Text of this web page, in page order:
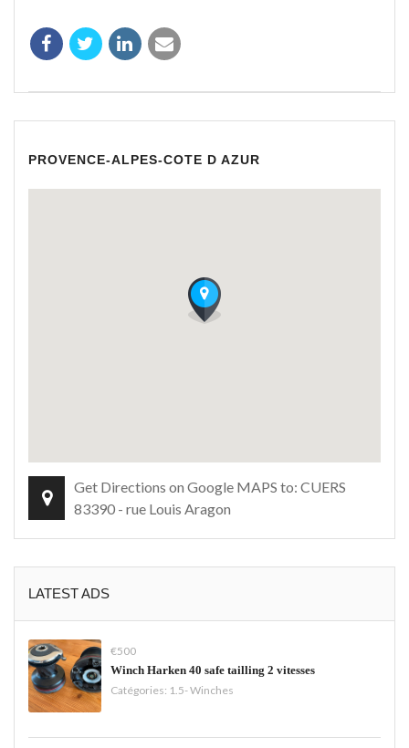
PROVENCE-ALPES-COTE D AZUR
Get Directions on Google MAPS to: CUERS
83390 - rue Louis Aragon
LATEST ADS
€500
Winch Harken 40 safe tailling 2 vitesses
Catégories: 1.5- Winches